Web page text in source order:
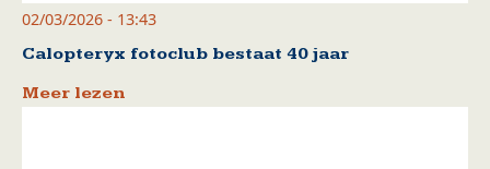
02/03/2026 - 13:43
Calopteryx fotoclub bestaat 40 jaar
Meer lezen